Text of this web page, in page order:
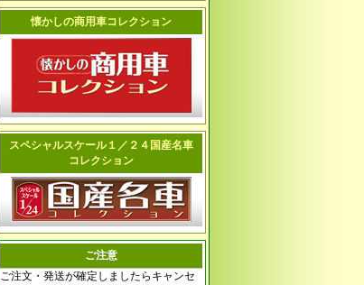
懐かしの商用車コレクション
スペシャルスケール１／２４国産名車
コレクション
ご注意
ご注文・発送が確定しましたらキャンセ